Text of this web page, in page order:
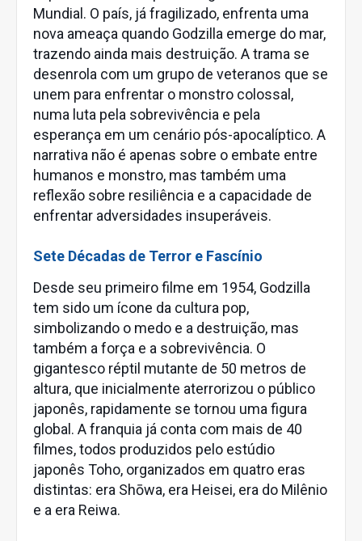
Mundial. O país, já fragilizado, enfrenta uma
nova ameaça quando Godzilla emerge do mar,
trazendo ainda mais destruição. A trama se
desenrola com um grupo de veteranos que se
unem para enfrentar o monstro colossal,
numa luta pela sobrevivência e pela
esperança em um cenário pós-apocalíptico. A
narrativa não é apenas sobre o embate entre
humanos e monstro, mas também uma
reflexão sobre resiliência e a capacidade de
enfrentar adversidades insuperáveis.
Sete Décadas de Terror e Fascínio
Desde seu primeiro filme em 1954, Godzilla
tem sido um ícone da cultura pop,
simbolizando o medo e a destruição, mas
também a força e a sobrevivência. O
gigantesco réptil mutante de 50 metros de
altura, que inicialmente aterrorizou o público
japonês, rapidamente se tornou uma figura
global. A franquia já conta com mais de 40
filmes, todos produzidos pelo estúdio
japonês Toho, organizados em quatro eras
distintas: era Shōwa, era Heisei, era do Milênio
e a era Reiwa.